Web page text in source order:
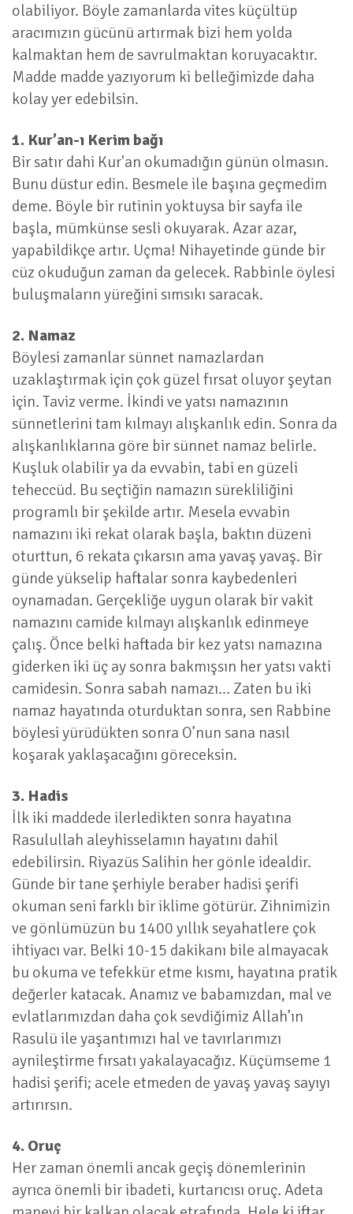
olabiliyor. Böyle zamanlarda vites küçültüp
aracımızın gücünü artırmak bizi hem yolda
kalmaktan hem de savrulmaktan koruyacaktır.
Madde madde yazıyorum ki belleğimizde daha
kolay yer edebilsin.
1. Kur’an-ı Kerim bağı
Bir satır dahi Kur'an okumadığın günün olmasın.
Bunu düstur edin. Besmele ile başına geçmedim
deme. Böyle bir rutinin yoktuysa bir sayfa ile
başla, mümkünse sesli okuyarak. Azar azar,
yapabildikçe artır. Uçma! Nihayetinde günde bir
cüz okuduğun zaman da gelecek. Rabbinle öylesi
buluşmaların yüreğini sımsıkı saracak.
2. Namaz
Böylesi zamanlar sünnet namazlardan
uzaklaştırmak için çok güzel fırsat oluyor şeytan
için. Taviz verme. İkindi ve yatsı namazının
sünnetlerini tam kılmayı alışkanlık edin. Sonra da
alışkanlıklarına göre bir sünnet namaz belirle.
Kuşluk olabilir ya da evvabin, tabi en güzeli
teheccüd. Bu seçtiğin namazın sürekliliğini
programlı bir şekilde artır. Mesela evvabin
namazını iki rekat olarak başla, baktın düzeni
oturttun, 6 rekata çıkarsın ama yavaş yavaş. Bir
günde yükselip haftalar sonra kaybedenleri
oynamadan. Gerçekliğe uygun olarak bir vakit
namazını camide kılmayı alışkanlık edinmeye
çalış. Önce belki haftada bir kez yatsı namazına
giderken iki üç ay sonra bakmışsın her yatsı vakti
camidesin. Sonra sabah namazı… Zaten bu iki
namaz hayatında oturduktan sonra, sen Rabbine
böylesi yürüdükten sonra O’nun sana nasıl
koşarak yaklaşacağını göreceksin.
3. Hadis
İlk iki maddede ilerledikten sonra hayatına
Rasulullah aleyhisselamın hayatını dahil
edebilirsin. Riyazüs Salihin her gönle idealdir.
Günde bir tane şerhiyle beraber hadisi şerifi
okuman seni farklı bir iklime götürür. Zihnimizin
ve gönlümüzün bu 1400 yıllık seyahatlere çok
ihtiyacı var. Belki 10-15 dakikanı bile almayacak
bu okuma ve tefekkür etme kısmı, hayatına pratik
değerler katacak. Anamız ve babamızdan, mal ve
evlatlarımızdan daha çok sevdiğimiz Allah’ın
Rasulü ile yaşantımızı hal ve tavırlarımızı
aynileştirme fırsatı yakalayacağız. Küçümseme 1
hadisi şerifi; acele etmeden de yavaş yavaş sayıyı
artırırsın.
4. Oruç
Her zaman önemli ancak geçiş dönemlerinin
ayrıca önemli bir ibadeti, kurtarıcısı oruç. Adeta